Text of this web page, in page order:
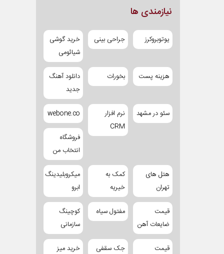
نیازمندی ها
یوتوبروکرز جراحی بینی
خرید گوشی
شیائومی
هزینه پست بخورات
دانلود آهنگ
جدید
سئو در مشهد
نرم افزار
CRM
webone.co
فروشگاه
انتخاب من
هتل های
تهران
کمک به
خیریه
میکروبلیدینگ
ابرو
قیمت
ضایعات آهن
مفتول سیاه
کوچینگ
سازمانی
قیمت جک سقفی خرید میز